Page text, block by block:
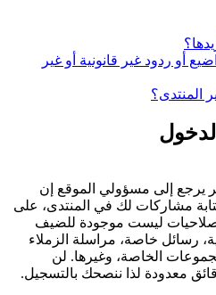
أو ردود غير قانونية أو غير
المنتدى؟
يرجع إلى مسؤولي الموقع إن
مشاركات لك في المنتدى، على
صلاحيات ليست موجودة للضيف
رسائل خاصة، مراسلة الزملاء
الخاصة، وغيرها. لن
معدودة لذا ننصحك بالتسجيل.